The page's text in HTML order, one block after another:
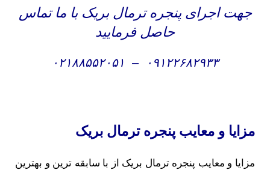
جهت اجرای پنجره ترمال بریک با ما تماس
حاصل فرمایید
۰۹۱۲۲۶۸۲۹۳۳ – ۰۲۱۸۸۵۵۲۰۵۱
مزایا و معایب پنجره ترمال بریک
مزایا و معایب پنجره ترمال بریک از با سابقه ترین و بهترین